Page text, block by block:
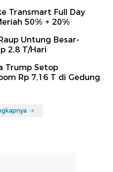
Transmart Full Day
50% + 20%
Untung Besar-
2,8 T/Hari
Trump Setop
Rp 7,16 T di Gedung